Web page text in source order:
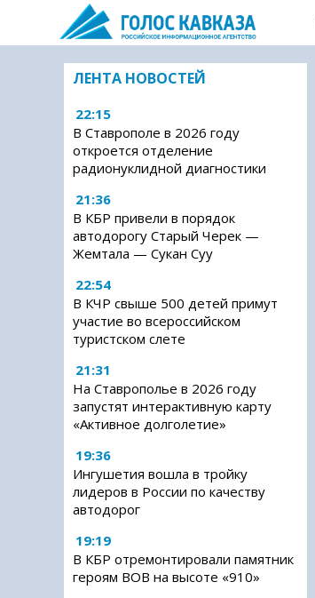
ЛЕНТА НОВОСТЕЙ
22:15
В Ставрополе в 2026 году
откроется отделение
радионуклидной диагностики
21:36
В КБР привели в порядок
автодорогу Старый Черек —
Жемтала — Сукан Суу
22:54
В КЧР свыше 500 детей примут
участие во всероссийском
туристском слете
21:31
На Ставрополье в 2026 году
запустят интерактивную карту
«Активное долголетие»
19:36
Ингушетия вошла в тройку
лидеров в России по качеству
автодорог
19:19
В КБР отремонтировали памятник
героям ВОВ на высоте «910»